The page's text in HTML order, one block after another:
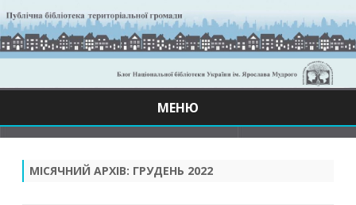
МЕНЮ
МІСЯЧНИЙ АРХІВ: ГРУДЕНЬ 2022